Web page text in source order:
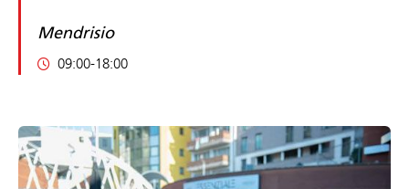
Mendrisio
09:00-18:00